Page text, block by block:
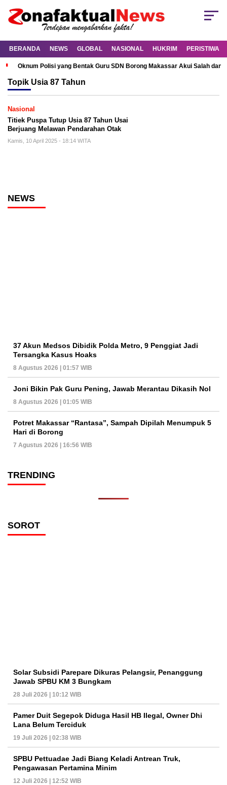
BERANDA NEWS GLOBAL NASIONAL HUKRIM PERISTIWA
Oknum Polisi yang Bentak Guru SDN Borong Makassar Akui Salah dan
Topik Usia 87 Tahun
Nasional
Titiek Puspa Tutup Usia 87 Tahun Usai
Berjuang Melawan Pendarahan Otak
Kamis, 10 April 2025 - 18:14 WITA
NEWS
37 Akun Medsos Dibidik Polda Metro, 9 Penggiat Jadi
Tersangka Kasus Hoaks
8 Agustus 2026 | 01:57 WIB
Joni Bikin Pak Guru Pening, Jawab Merantau Dikasih Nol
8 Agustus 2026 | 01:05 WIB
Potret Makassar “Rantasa”, Sampah Dipilah Menumpuk 5
Hari di Borong
7 Agustus 2026 | 16:56 WIB
TRENDING
SOROT
Solar Subsidi Parepare Dikuras Pelangsir, Penanggung
Jawab SPBU KM 3 Bungkam
28 Juli 2026 | 10:12 WIB
Pamer Duit Segepok Diduga Hasil HB Ilegal, Owner Dhi
Lana Belum Terciduk
19 Juli 2026 | 02:38 WIB
SPBU Pettuadae Jadi Biang Keladi Antrean Truk,
Pengawasan Pertamina Minim
12 Juli 2026 | 12:52 WIB